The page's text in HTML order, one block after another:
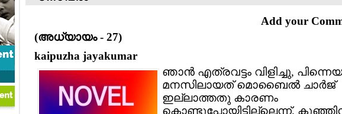
Add your
(അധ്യായം - 27)
kaipuzha jayakumar
ഞാന്‍ എത്രവട്ടം വിളിച്ചു,
മനസിലായത് മൊബൈല്‍ ചാര്‍ജ്
ഇല്ലാത്തതു കാരണം
കൊണ്ടുപോയിട്ടില്ലെന്ന്.